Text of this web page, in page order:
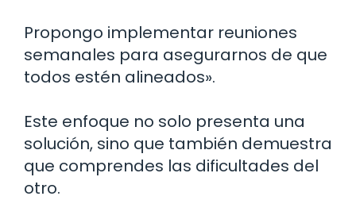
Propongo implementar reuniones
semanales para asegurarnos de que
todos estén alineados».
Este enfoque no solo presenta una
solución, sino que también demuestra
que comprendes las dificultades del
otro.